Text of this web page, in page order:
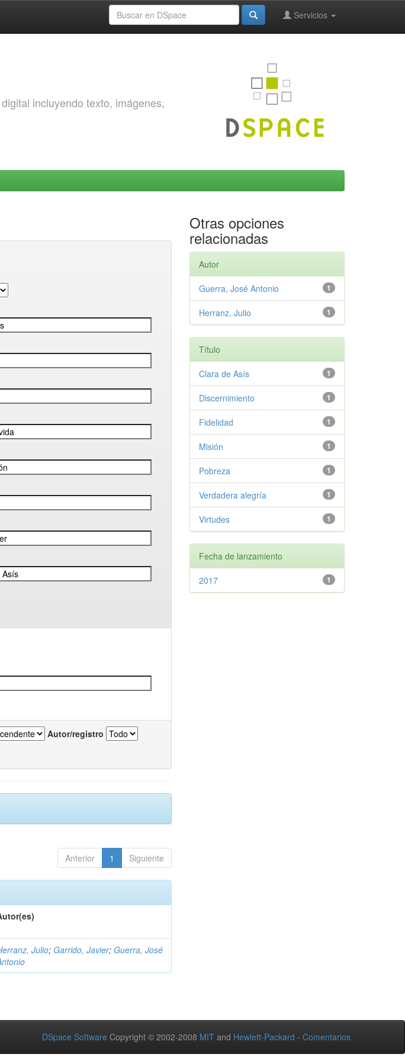
Servicios
incluyendo texto, imágenes,
Autor/registro
Anterior 1 Siguiente
Julio; Garrido, Javier; Guerra, José
Otras opciones
relacionadas
Autor
1
Guerra, José Antonio
1
Herranz, Julio
Título
1
Clara de Asís
1
Discernimiento
1
Fidelidad
1
Misión
1
Pobreza
1
Verdadera alegría
1
Virtudes
Fecha de lanzamiento
1
2017
DSpace Software Copyright © 2002-2008 MIT and Hewlett-Packard - Comentarios